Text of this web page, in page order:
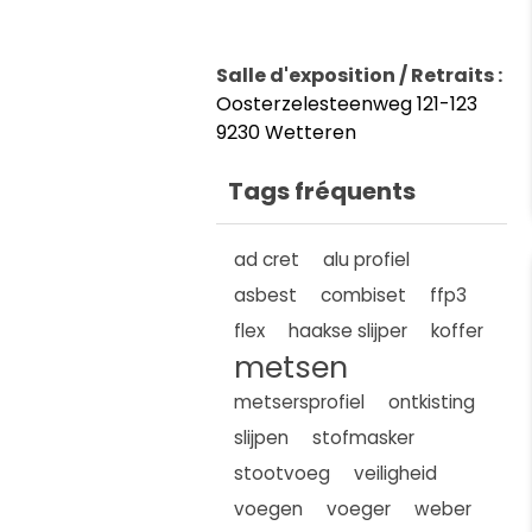
Salle d'exposition / Retraits :
Oosterzelesteenweg 121-123
9230 Wetteren
Tags fréquents
ad cret
alu profiel
asbest
combiset
ffp3
flex
haakse slijper koffer
metsen
metsersprofiel
ontkisting
slijpen
stofmasker
stootvoeg
veiligheid
voegen
voeger weber